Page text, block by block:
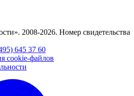
2008-2026. Номер свидетельства
645 37 60
cookie-файлов